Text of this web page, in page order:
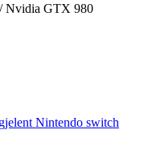
Nvidia GTX 980
Nintendo switch